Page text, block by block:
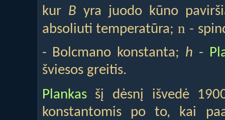
kur B yra juodo kūno
absoliuti temperatūra;n -
- Bolcmano konstanta; h -
šviesos greitis.
Plankasšį dėsnį išvedė
konstantomis po to, kai